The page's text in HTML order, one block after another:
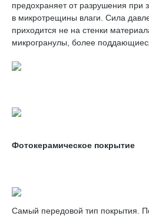
предохраняет от разрушения
в микротрещины влаги. Сила
приходится не на стенки
микрогранулы, более
Фотокерамическое покрытие
Самый передовой тип покрытия.